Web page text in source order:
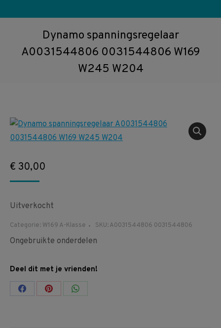
Dynamo spanningsregelaar
A0031544806 0031544806 W169
W245 W204
€ 30,00
Uitverkocht
Categorie: W169 A-Klasse SKU:A0031544806 0031544806
Ongebruikte onderdelen
Deel dit met je vrienden!
Share Share Share